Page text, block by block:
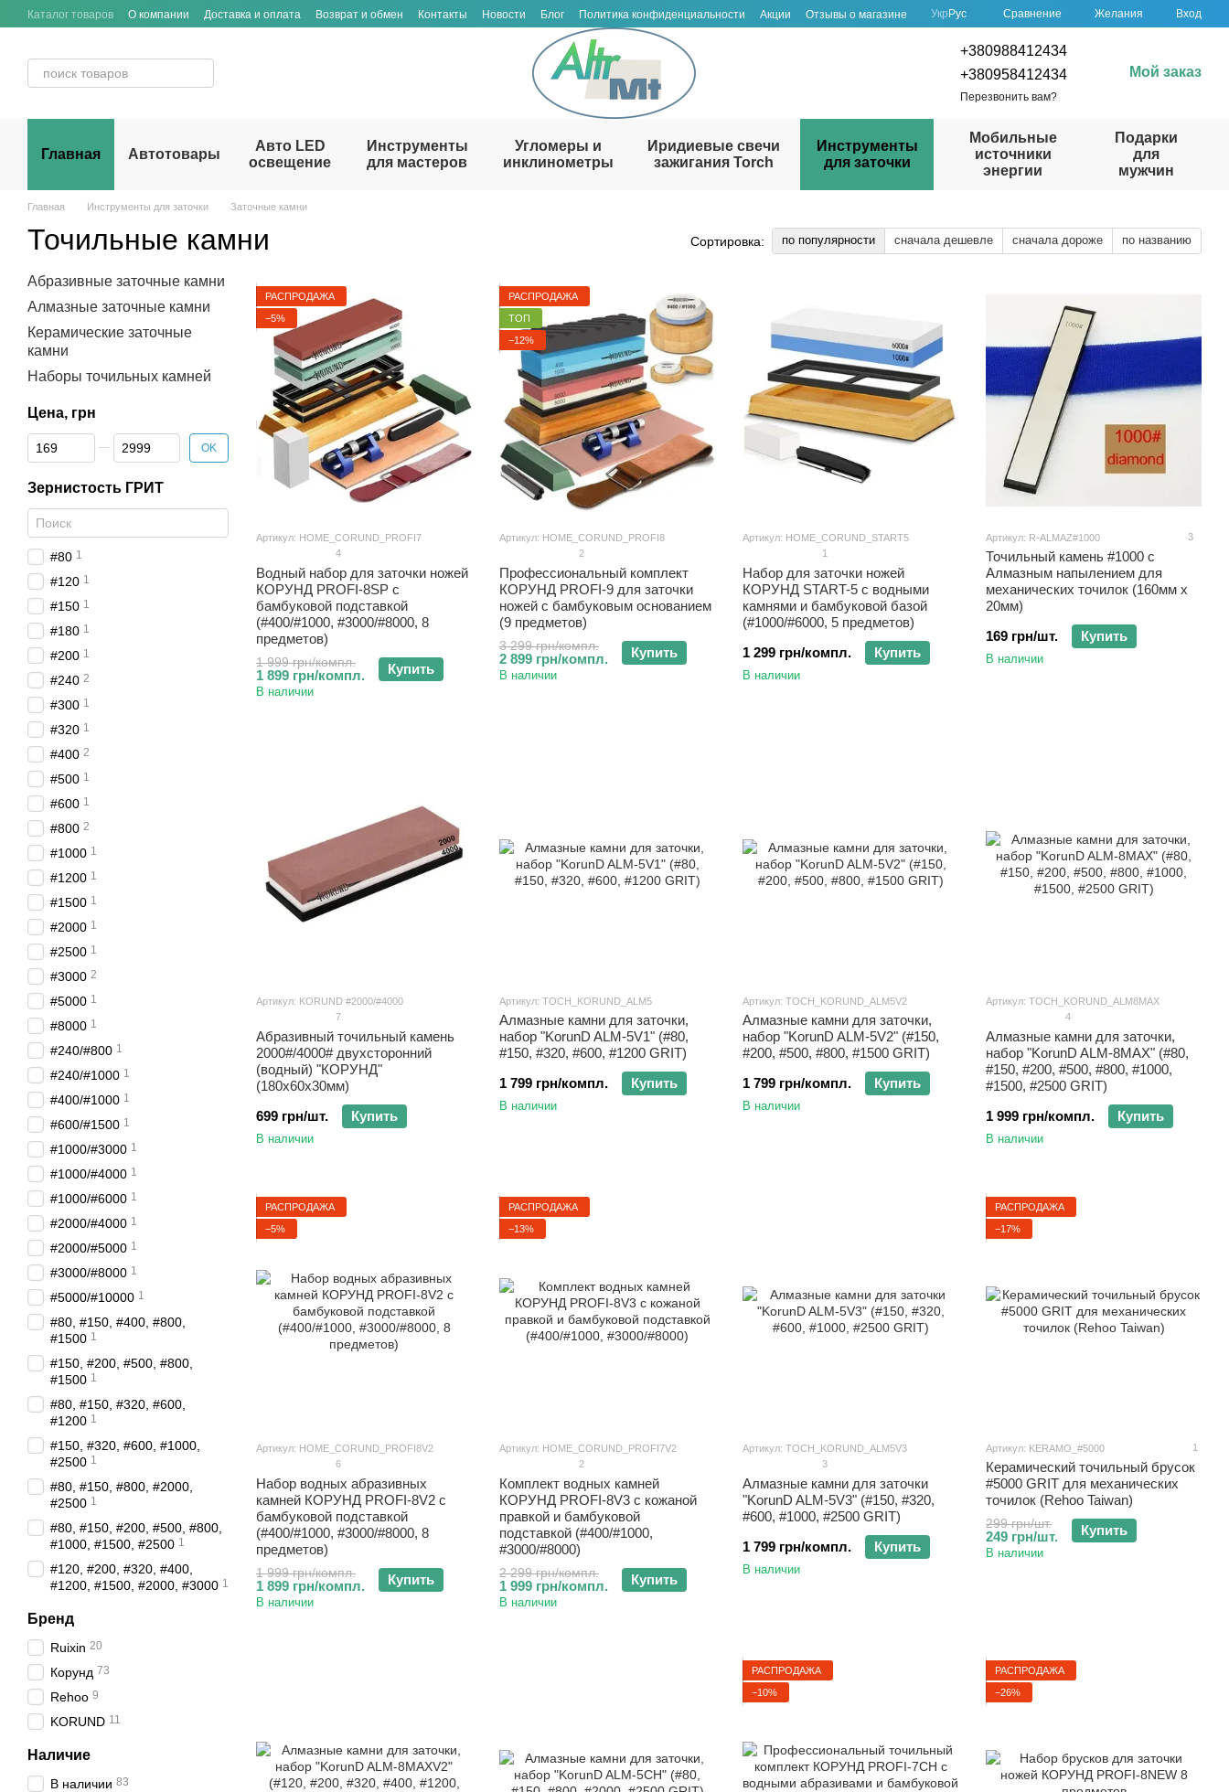
Перейти к основному контенту
Каталог товаров О компании Доставка и оплата Возврат и обмен Контакты Новости Блог Политика конфиденциальности Акции
Отзывы о магазине
Укр Рус Сравнение Желания Вход
+380988412434
+380958412434
Перезвонить вам?
Мой заказ
Главная Автотовары
Авто LED
освещение
Инструменты
для мастеров
Угломеры и
инклинометры
Иридиевые свечи
зажигания Torch
Инструменты
для заточки
Мобильные
источники
энергии
Подарки
для
мужчин
Главная Инструменты для заточки Заточные камни
Точильные камни Сортировка: по популярности сначала дешевле сначала дороже по названию
РАСПРОДАЖА
−5%
Артикул: HOME_CORUND_PROFI7
4
Водный набор для заточки ножей
КОРУНД PROFI-8SP с
бамбуковой подставкой
(#400/#1000, #3000/#8000, 8
предметов)
1 999 грн/компл.
1 899 грн/компл. Купить
В наличии
РАСПРОДАЖА
ТОП
−12%
Артикул: HOME_CORUND_PROFI8
2
Профессиональный комплект
КОРУНД PROFI-9 для заточки
ножей с бамбуковым основанием
(9 предметов)
3 299 грн/компл.
2 899 грн/компл. Купить
В наличии
Артикул: HOME_CORUND_START5
1
Набор для заточки ножей
КОРУНД START-5 с водными
камнями и бамбуковой базой
(#1000/#6000, 5 предметов)
1 299 грн/компл.
Купить
В наличии
Артикул: R-ALMAZ#1000 3
Точильный камень #1000 с
Алмазным напылением для
механических точилок (160мм х
20мм)
169 грн/шт.
Купить
В наличии
Артикул: KORUND #2000/#4000
7
Абразивный точильный камень
2000#/4000# двухсторонний
(водный) "КОРУНД"
(180х60х30мм)
699 грн/шт.
Купить
В наличии
Артикул: TOCH_KORUND_ALM5
Алмазные камни для заточки,
набор "KorunD ALM-5V1" (#80,
#150, #320, #600, #1200 GRIT)
1 799 грн/компл.
Купить
В наличии
Артикул: TOCH_KORUND_ALM5V2
Алмазные камни для заточки,
набор "KorunD ALM-5V2" (#150,
#200, #500, #800, #1500 GRIT)
1 799 грн/компл.
Купить
В наличии
Артикул: TOCH_KORUND_ALM8MAX
4
Алмазные камни для заточки,
набор "KorunD ALM-8MAX" (#80,
#150, #200, #500, #800, #1000,
#1500, #2500 GRIT)
1 999 грн/компл.
Купить
В наличии
РАСПРОДАЖА
−5%
Артикул: HOME_CORUND_PROFI8V2
6
Набор водных абразивных
камней КОРУНД PROFI-8V2 с
бамбуковой подставкой
(#400/#1000, #3000/#8000, 8
предметов)
1 999 грн/компл.
1 899 грн/компл. Купить
В наличии
РАСПРОДАЖА
−13%
Артикул: HOME_CORUND_PROFI7V2
2
Комплект водных камней
КОРУНД PROFI-8V3 с кожаной
правкой и бамбуковой
подставкой (#400/#1000,
#3000/#8000)
2 299 грн/компл.
1 999 грн/компл. Купить
В наличии
Артикул: TOCH_KORUND_ALM5V3
3
Алмазные камни для заточки
"KorunD ALM-5V3" (#150, #320,
#600, #1000, #2500 GRIT)
1 799 грн/компл.
Купить
В наличии
РАСПРОДАЖА
−17%
Артикул: KERAMO_#5000 1
Керамический точильный брусок
#5000 GRIT для механических
точилок (Rehoo Taiwan)
299 грн/шт.
249 грн/шт. Купить
В наличии
РАСПРОДАЖА
−10%
РАСПРОДАЖА
−26%
Абразивные заточные камни
Алмазные заточные камни
Керамические заточные
камни
Наборы точильных камней
Цена, грн
От Цена, грн
До Цена, грн OK
Зернистость ГРИТ
#80 1
#120 1
#150 1
#180 1
#200 1
#240 2
#300 1
#320 1
#400 2
#500 1
#600 1
#800 2
#1000 1
#1200 1
#1500 1
#2000 1
#2500 1
#3000 2
#5000 1
#8000 1
#240/#800 1
#240/#1000 1
#400/#1000 1
#600/#1500 1
#1000/#3000 1
#1000/#4000 1
#1000/#6000 1
#2000/#4000 1
#2000/#5000 1
#3000/#8000 1
#5000/#10000 1
#80, #150, #400, #800,
#1500 1
#150, #200, #500, #800,
#1500 1
#80, #150, #320, #600,
#1200 1
#150, #320, #600, #1000,
#2500 1
#80, #150, #800, #2000,
#2500 1
#80, #150, #200, #500, #800,
#1000, #1500, #2500 1
#120, #200, #320, #400,
#1200, #1500, #2000, #3000 1
Бренд
Ruixin 20
Корунд 73
Rehoo 9
KORUND 11
Наличие
В наличии 83